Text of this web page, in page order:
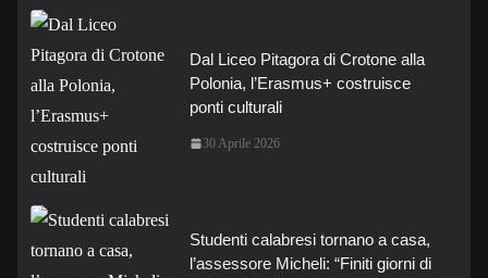
Dal Liceo Pitagora di Crotone alla
Polonia, l’Erasmus+ costruisce
ponti culturali
30 Aprile 2026
Studenti calabresi tornano a casa,
l’assessore Micheli: “Finiti giorni di